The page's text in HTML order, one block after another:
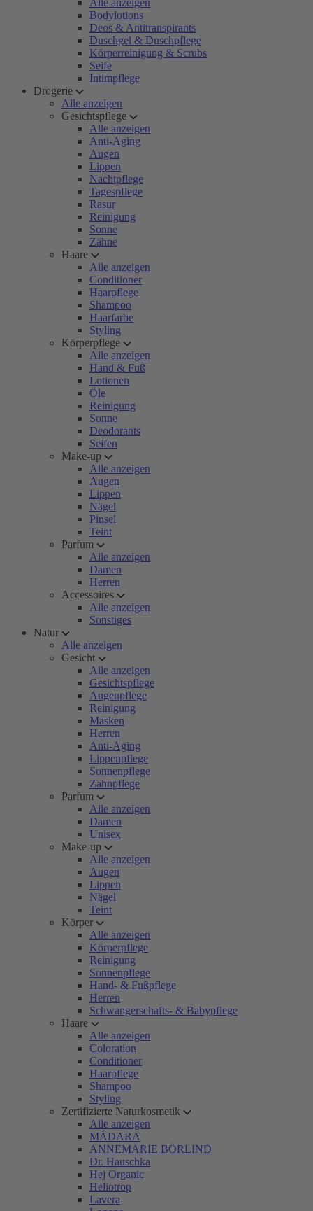
Alle anzeigen
Bodylotions
Deos & Antitranspirants
Duschgel & Duschpflege
Körperreinigung & Scrubs
Seife
Intimpflege
Drogerie
Alle anzeigen
Gesichtspflege
Alle anzeigen
Anti-Aging
Augen
Lippen
Nachtpflege
Tagespflege
Rasur
Reinigung
Sonne
Zähne
Haare
Alle anzeigen
Conditioner
Haarpflege
Shampoo
Haarfarbe
Styling
Körperpflege
Alle anzeigen
Hand & Fuß
Lotionen
Öle
Reinigung
Sonne
Deodorants
Seifen
Make-up
Alle anzeigen
Augen
Lippen
Nägel
Pinsel
Teint
Parfum
Alle anzeigen
Damen
Herren
Accessoires
Alle anzeigen
Sonstiges
Natur
Alle anzeigen
Gesicht
Alle anzeigen
Gesichtspflege
Augenpflege
Reinigung
Masken
Herren
Anti-Aging
Lippenpflege
Sonnenpflege
Zahnpflege
Parfum
Alle anzeigen
Damen
Unisex
Make-up
Alle anzeigen
Augen
Lippen
Nägel
Teint
Körper
Alle anzeigen
Körperpflege
Reinigung
Sonnenpflege
Hand- & Fußpflege
Herren
Schwangerschafts- & Babypflege
Haare
Alle anzeigen
Coloration
Conditioner
Haarpflege
Shampoo
Styling
Zertifizierte Naturkosmetik
Alle anzeigen
MÁDARA
ANNEMARIE BÖRLIND
Dr. Hauschka
Hej Organic
Heliotrop
Lavera